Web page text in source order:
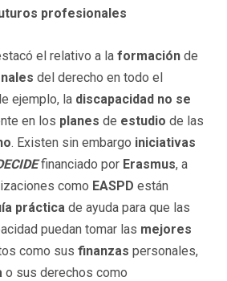
profesionales
el relativo a la formación de
del derecho en todo el
ejemplo, la discapacidad no se
en los planes de estudio de las
. Existen sin embargo iniciativas
financiado por Erasmus, a
como EASPD están
práctica de ayuda para que las
puedan tomar las mejores
como sus finanzas personales,
o sus derechos como